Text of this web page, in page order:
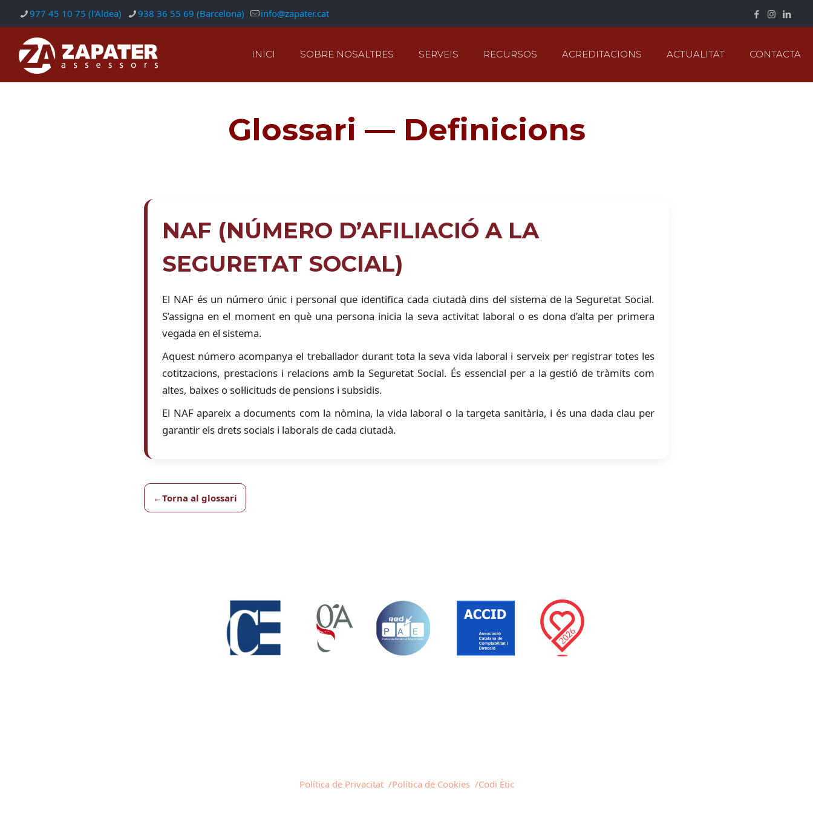
977 45 10 75 (l'Aldea) 938 36 55 69 (Barcelona) info@zapater.cat
INICI SOBRE NOSALTRES SERVEIS RECURSOS ACREDITACIONS ACTUALITAT CONTACTA
Glossari — Definicions
NAF (NÚMERO D’AFILIACIÓ A LA
SEGURETAT SOCIAL)
El NAF és un número únic i personal que identifica cada ciutadà dins del sistema de la Seguretat Social.
S’assigna en el moment en què una persona inicia la seva activitat laboral o es dona d’alta per primera
vegada en el sistema.
Aquest número acompanya el treballador durant tota la seva vida laboral i serveix per registrar totes les
cotitzacions, prestacions i relacions amb la Seguretat Social. És essencial per a la gestió de tràmits com
altes, baixes o sol·licituds de pensions i subsidis.
El NAF apareix a documents com la nòmina, la vida laboral o la targeta sanitària, i és una dada clau per
garantir els drets socials i laborals de cada ciutadà.
Torna al glossari
Política de Privacitat /Política de Cookies /Codi Ètic